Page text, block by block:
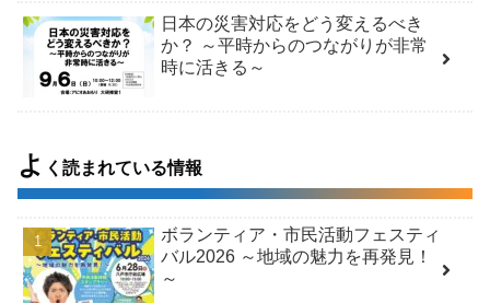
日本の災害対応をどう変えるべき
か？ ～平時からのつながりが非常
時に活きる～
よ く読まれている情報
ボランティア・市民活動フェスティ
バル2026 ～地域の魅力を再発見！
～